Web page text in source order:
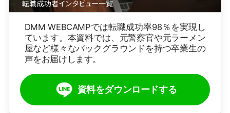
DMM WEBCAMPでは転職成功率98％を実現し
ています。本資料では、元警察官や元ラーメン
屋など様々なバックグラウンドを持つ卒業生の
声をお届けします。
資料をダウンロードする